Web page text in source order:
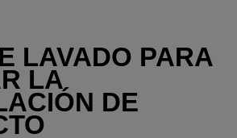
LAVADO PARA
LA
DE